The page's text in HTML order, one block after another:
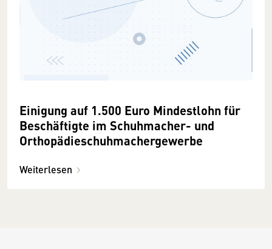
Einigung auf 1.500 Euro Mindestlohn für
Beschäftigte im Schuhmacher- und
Orthopädieschuhmachergewerbe
Weiterlesen